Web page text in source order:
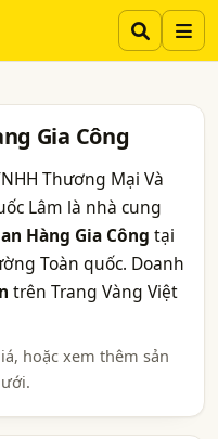
Gia Công
Thương Mại Và
Lâm là nhà cung
Hàng Gia Công tại
Toàn quốc. Doanh
trên Trang Vàng Việt
hoặc xem thêm sản